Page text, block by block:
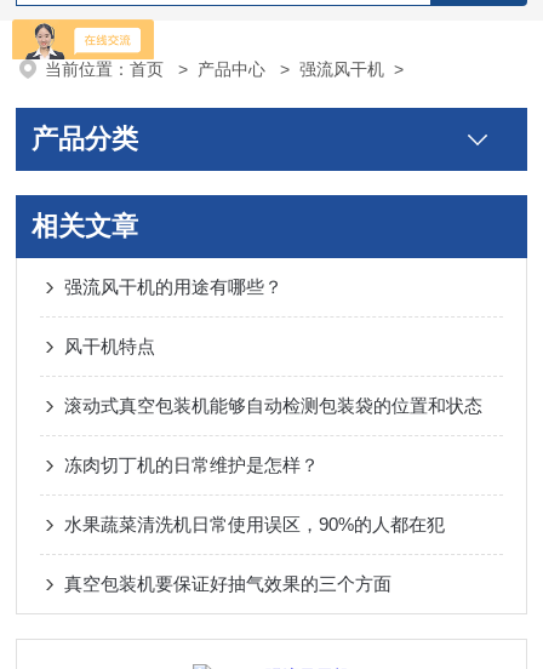
当前位置：首页 > 产品中心 >强流风干机 >
产品分类
相关文章
强流风干机的用途有哪些？
风干机特点
滚动式真空包装机能够自动检测包装袋的位置和状态
冻肉切丁机的日常维护是怎样？
水果蔬菜清洗机日常使用误区，90%的人都在犯
真空包装机要保证好抽气效果的三个方面